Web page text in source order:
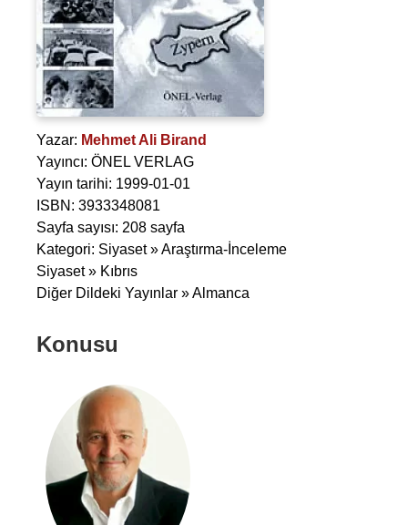
Yazar: Mehmet Ali Birand
Yayıncı: ÖNEL VERLAG
Yayın tarihi: 1999-01-01
ISBN: 3933348081
Sayfa sayısı: 208 sayfa
Kategori: Siyaset » Araştırma-İnceleme
Siyaset » Kıbrıs
Diğer Dildeki Yayınlar » Almanca
Konusu